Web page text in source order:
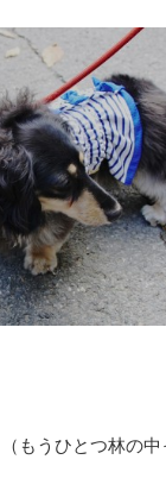
もうひとつ林の中